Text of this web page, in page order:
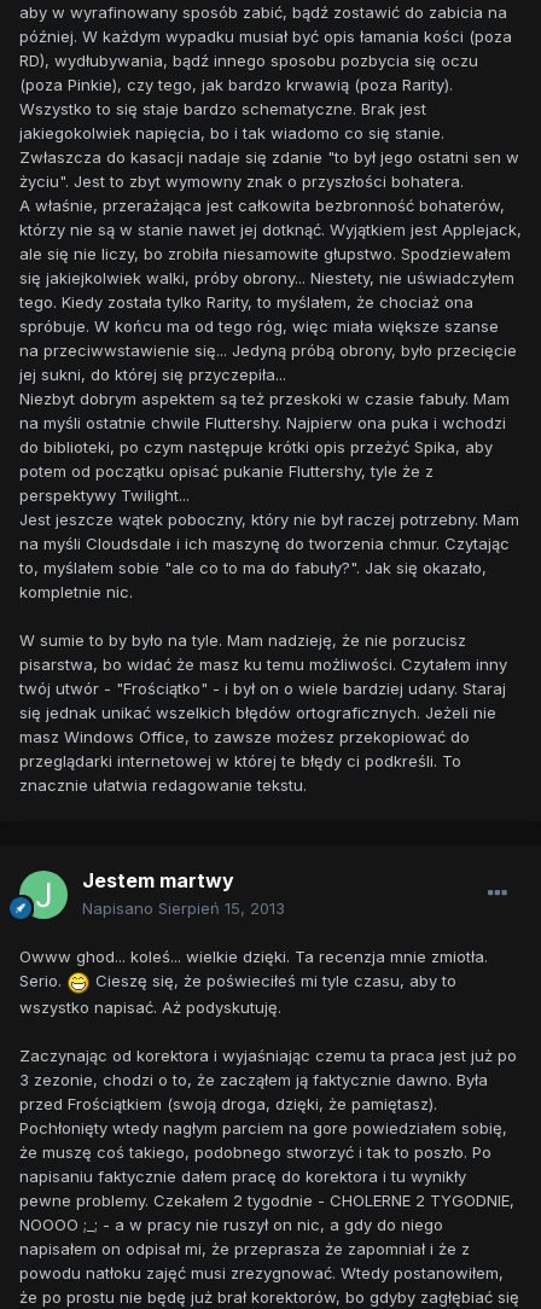
aby w wyrafinowany sposób zabić, bądź zostawić do zabicia na
później. W każdym wypadku musiał być opis łamania kości (poza
RD), wydłubywania, bądź innego sposobu pozbycia się oczu
(poza Pinkie), czy tego, jak bardzo krwawią (poza Rarity).
Wszystko to się staje bardzo schematyczne. Brak jest
jakiegokolwiek napięcia, bo i tak wiadomo co się stanie.
Zwłaszcza do kasacji nadaje się zdanie "to był jego ostatni sen w
życiu". Jest to zbyt wymowny znak o przyszłości bohatera.
A właśnie, przerażająca jest całkowita bezbronność bohaterów,
którzy nie są w stanie nawet jej dotknąć. Wyjątkiem jest Applejack,
ale się nie liczy, bo zrobiła niesamowite głupstwo. Spodziewałem
się jakiejkolwiek walki, próby obrony... Niestety, nie uświadczyłem
tego. Kiedy została tylko Rarity, to myślałem, że chociaż ona
spróbuje. W końcu ma od tego róg, więc miała większe szanse
na przeciwwstawienie się... Jedyną próbą obrony, było przecięcie
jej sukni, do której się przyczepiła...
Niezbyt dobrym aspektem są też przeskoki w czasie fabuły. Mam
na myśli ostatnie chwile Fluttershy. Najpierw ona puka i wchodzi
do biblioteki, po czym następuje krótki opis przeżyć Spika, aby
potem od początku opisać pukanie Fluttershy, tyle że z
perspektywy Twilight...
Jest jeszcze wątek poboczny, który nie był raczej potrzebny. Mam
na myśli Cloudsdale i ich maszynę do tworzenia chmur. Czytając
to, myślałem sobie "ale co to ma do fabuły?". Jak się okazało,
kompletnie nic.
W sumie to by było na tyle. Mam nadzieję, że nie porzucisz
pisarstwa, bo widać że masz ku temu możliwości. Czytałem inny
twój utwór - "Frościątko" - i był on o wiele bardziej udany. Staraj
się jednak unikać wszelkich błędów ortograficznych. Jeżeli nie
masz Windows Office, to zawsze możesz przekopiować do
przeglądarki internetowej w której te błędy ci podkreśli. To
znacznie ułatwia redagowanie tekstu.
Jestem martwy
Napisano Sierpień 15, 2013
Owww ghod... koleś... wielkie dzięki. Ta recenzja mnie zmiotła.
Serio.
Cieszę się, że poświeciłeś mi tyle czasu, aby to
wszystko napisać. Aż podyskutuję.
Zaczynając od korektora i wyjaśniając czemu ta praca jest już po
3 zezonie, chodzi o to, że zacząłem ją faktycznie dawno. Była
przed Frościątkiem (swoją droga, dzięki, że pamiętasz).
Pochłonięty wtedy nagłym parciem na gore powiedziałem sobię,
że muszę coś takiego, podobnego stworzyć i tak to poszło. Po
napisaniu faktycznie dałem pracę do korektora i tu wynikły
pewne problemy. Czekałem 2 tygodnie - CHOLERNE 2 TYGODNIE,
NOOOO ;_; - a w pracy nie ruszył on nic, a gdy do niego
napisałem on odpisał mi, że przeprasza że zapomniał i że z
powodu natłoku zajęć musi zrezygnować. Wtedy postanowiłem,
że po prostu nie będę już brał korektorów, bo gdyby zagłębiać się